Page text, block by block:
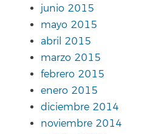
junio 2015
mayo 2015
abril 2015
marzo 2015
febrero 2015
enero 2015
diciembre 2014
noviembre 2014